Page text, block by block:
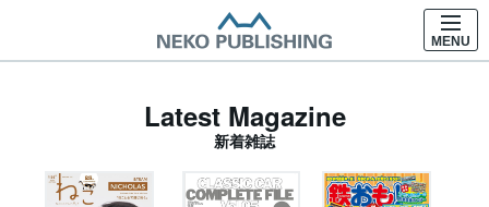
MENU
Latest Magazine
新着雑誌